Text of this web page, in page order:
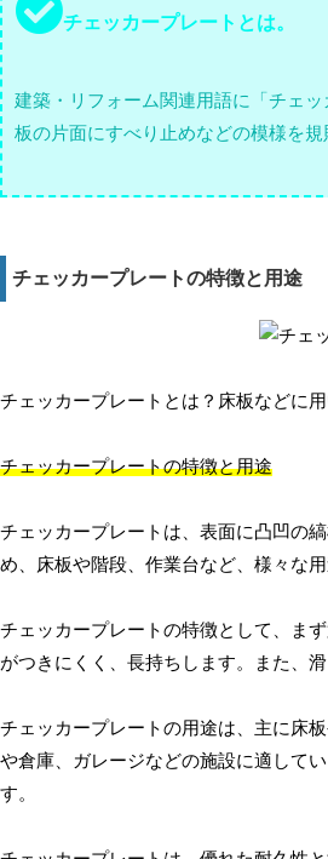
チェッカープレートとは。
建築・リフォーム関連用語に「チェ
板の片面にすべり止めなどの模様を
チェッカープレートの特徴と用途
チェッカープレートとは？床板などに
チェッカープレートの特徴と用途
チェッカープレートは、表面に凸凹の
め、床板や階段、作業台など、様々な
チェッカープレートの特徴として、ま
がつきにくく、長持ちします。また、
チェッカープレートの用途は、主に床
や倉庫、ガレージなどの施設に適して
す。